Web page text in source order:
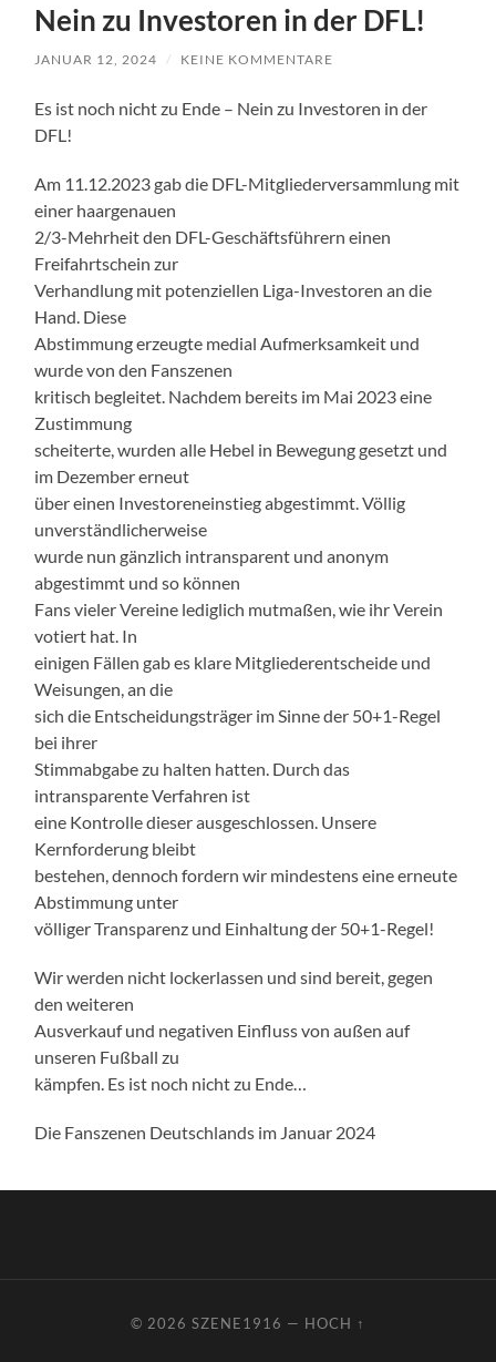
Nein zu Investoren in der DFL!
JANUAR 12, 2024 / KEINE KOMMENTARE
Es ist noch nicht zu Ende – Nein zu Investoren in der
DFL!
Am 11.12.2023 gab die DFL-Mitgliederversammlung mit
einer haargenauen
2/3-Mehrheit den DFL-Geschäftsführern einen
Freifahrtschein zur
Verhandlung mit potenziellen Liga-Investoren an die
Hand. Diese
Abstimmung erzeugte medial Aufmerksamkeit und
wurde von den Fanszenen
kritisch begleitet. Nachdem bereits im Mai 2023 eine
Zustimmung
scheiterte, wurden alle Hebel in Bewegung gesetzt und
im Dezember erneut
über einen Investoreneinstieg abgestimmt. Völlig
unverständlicherweise
wurde nun gänzlich intransparent und anonym
abgestimmt und so können
Fans vieler Vereine lediglich mutmaßen, wie ihr Verein
votiert hat. In
einigen Fällen gab es klare Mitgliederentscheide und
Weisungen, an die
sich die Entscheidungsträger im Sinne der 50+1-Regel
bei ihrer
Stimmabgabe zu halten hatten. Durch das
intransparente Verfahren ist
eine Kontrolle dieser ausgeschlossen. Unsere
Kernforderung bleibt
bestehen, dennoch fordern wir mindestens eine erneute
Abstimmung unter
völliger Transparenz und Einhaltung der 50+1-Regel!
Wir werden nicht lockerlassen und sind bereit, gegen
den weiteren
Ausverkauf und negativen Einfluss von außen auf
unseren Fußball zu
kämpfen. Es ist noch nicht zu Ende…
Die Fanszenen Deutschlands im Januar 2024
© 2026 SZENE1916 — HOCH ↑